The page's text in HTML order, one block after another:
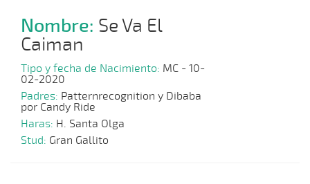
Nombre: Se Va El
Caiman
Tipo y fecha de Nacimiento: MC - 10-
02-2020
Padres: Patternrecognition y Dibaba
por Candy Ride
Haras: H. Santa Olga
Stud: Gran Gallito